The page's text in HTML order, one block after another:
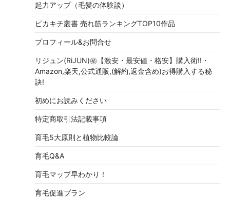
起力アップ（毛髪の体験談）
ピカキチ叢書 売れ筋ランキングTOP10作品
プロフィール&お問合せ
リジュン(RiJUN)㊙【激安・最安値・格安】購入術!!・
Amazon,楽天,公式通販,(解約,返金含め)お得購入する秘
訣!
初めにお読みください
特定商取引法記載事項
育毛5大原則と植物比較論
育毛Q&A
育毛マップ早わかり！
育毛促進プラン